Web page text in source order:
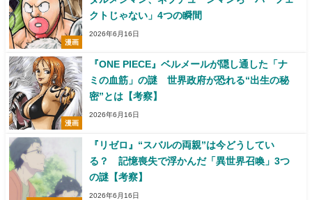
漫画
クトじゃない」4つの瞬間
2026年6月16日
漫画
『ONE PIECE』ベルメールが隠し通した「ナ
ミの血筋」の謎 世界政府が恐れる“出生の秘
密”とは【考察】
2026年6月16日
『リゼロ』“スバルの両親”は今どうしてい
る？ 記憶喪失で浮かんだ「異世界召喚」3つ
の謎【考察】
2026年6月16日